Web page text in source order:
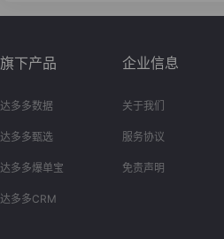
旗下产品
达多多数据
达多多甄选
达多多爆单宝
达多多CRM
企业信息
关于我们
服务协议
免责声明